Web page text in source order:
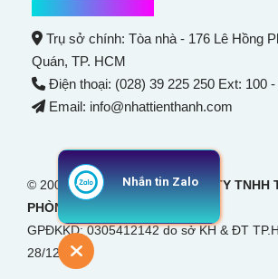
Trụ sở chính: Tòa nhà - 176 Lê Hồng
Quán, TP. HCM
Điện thoại: (028) 39 225 250 Ext: 100 -
Email: info@nhattienthanh.com
© 2007 Bản quyền thuộc CÔNG TY TNHH
PHÒNG NHẬT TIẾN THANH
GPĐKKD: 0305412142 do sở KH & ĐT
28/12/2007
Nhắn tin Zalo